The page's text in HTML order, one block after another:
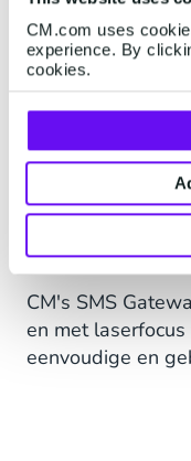
CM.com uses
experience. By
cookies.
Een snelle
berichten is
zodoende
gelooft in het
aan een bericht.
extra SMS-
betalen voor het
met de SMS-
CM's SMS
en met
eenvoudige en